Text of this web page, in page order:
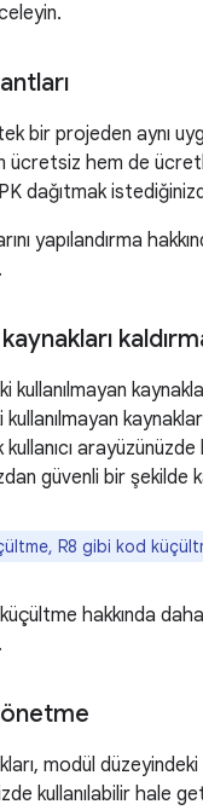
bir projeden aynı
ücretsiz hem de
dağıtmak
yapılandırma
kullanılmayan
güvenli bir şekilde
R8 gibi kod
hakkında
modül
kullanılabilir hale